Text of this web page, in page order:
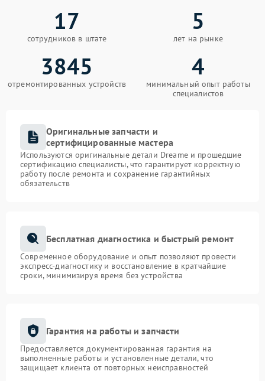
17
сотрудников в штате
5
лет на рынке
3845
отремонтированных устройств
4
минимальный опыт работы
специалистов
Оригинальные запчасти и
сертифицированные мастера
Используются оригинальные детали Dreame и прошедшие
сертификацию специалисты, что гарантирует корректную
работу после ремонта и сохранение гарантийных
обязательств
Бесплатная диагностика и быстрый ремонт
Современное оборудование и опыт позволяют провести
экспресс-диагностику и восстановление в кратчайшие
сроки, минимизируя время без устройства
Гарантия на работы и запчасти
Предоставляется документированная гарантия на
выполненные работы и установленные детали, что
защищает клиента от повторных неисправностей